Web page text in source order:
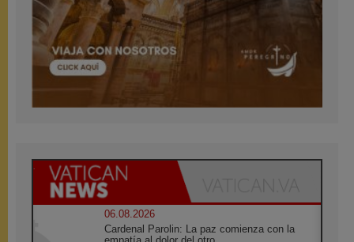
06.08.2026
Cardenal Parolin: La paz comienza con la